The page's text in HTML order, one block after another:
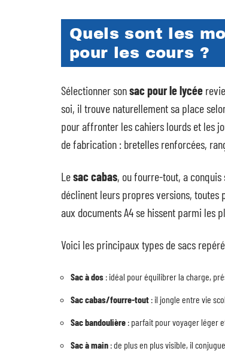
Quels sont les
pour les cours ?
Sélectionner sonsac pour le lycée
soi, il trouve naturellement sa place
pour affronter les cahiers lourds et les
de fabrication : bretelles renforcées,
Lesac cabas, ou fourre-tout, a conquis
déclinent leurs propres versions, toutes
aux documents A4 se hissent parmi les
Voici les principaux types de sacs
Sac à dos : idéal pour équilibrer la charge,
Sac cabas/fourre-tout : il jongle entre vie
Sac bandoulière : parfait pour voyager léger
Sac à main : de plus en plus visible, il